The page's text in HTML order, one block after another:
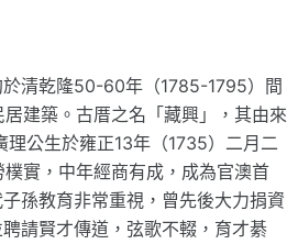
清乾隆50-60年（1785-1795）間
建築。古厝之名「藏興」，其由來
公生於雍正13年（1735）二月二
實，中年經商有成，成為官澳首
孫教育非常重視，曾先後大力捐資
請賢才傳道，弦歌不輟，育才綦